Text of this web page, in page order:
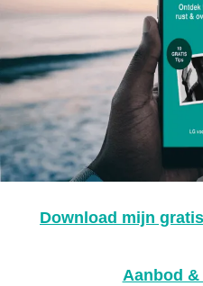
Download mijn
Aanbod